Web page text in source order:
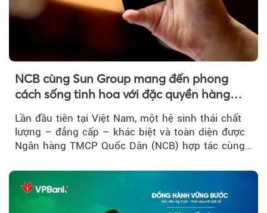
NCB cùng Sun Group mang đến phong
cách sống tinh hoa với đặc quyền hàng
Lần đầu tiên tại Việt Nam, một hệ sinh thái chất
lượng – đẳng cấp – khác biệt và toàn diện được
Ngân hàng TMCP Quốc Dân (NCB) hợp tác cùng